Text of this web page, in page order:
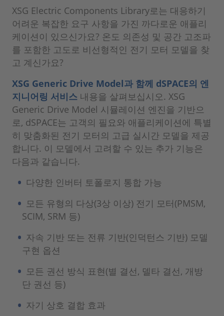
XSG Electric Components Library로는 대응하기
어려운 복잡한 요구 사항을 가진 까다로운 애플리
케이션이 있으신가요? 온도 의존성 및 공간 고조파
를 포함한 고도로 비선형적인 전기 모터 모델을 찾
고 계신가요?
XSG Generic Drive Model과 함께 dSPACE의 엔
지니어링 서비스 내용을 살펴보십시오. XSG
Generic Drive Model 시뮬레이션 엔진을 기반으
로, dSPACE는 고객의 필요와 애플리케이션에 특별
히 맞춤화된 전기 모터의 고급 실시간 모델을 제공
합니다. 이 모델에서 고려할 수 있는 추가 기능은
다음과 같습니다.
다양한 인버터 토폴로지 통합 가능
모든 유형의 다상(3상 이상) 전기 모터(PMSM,
SCIM, SRM 등)
자속 기반 또는 전류 기반(인덕턴스 기반) 모델
구현 옵션
모든 권선 방식 표현(별 결선, 델타 결선, 개방
단 권선 등)
자기 상호 결합 효과